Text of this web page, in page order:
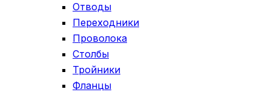
Отводы
Переходники
Проволока
Столбы
Тройники
Фланцы